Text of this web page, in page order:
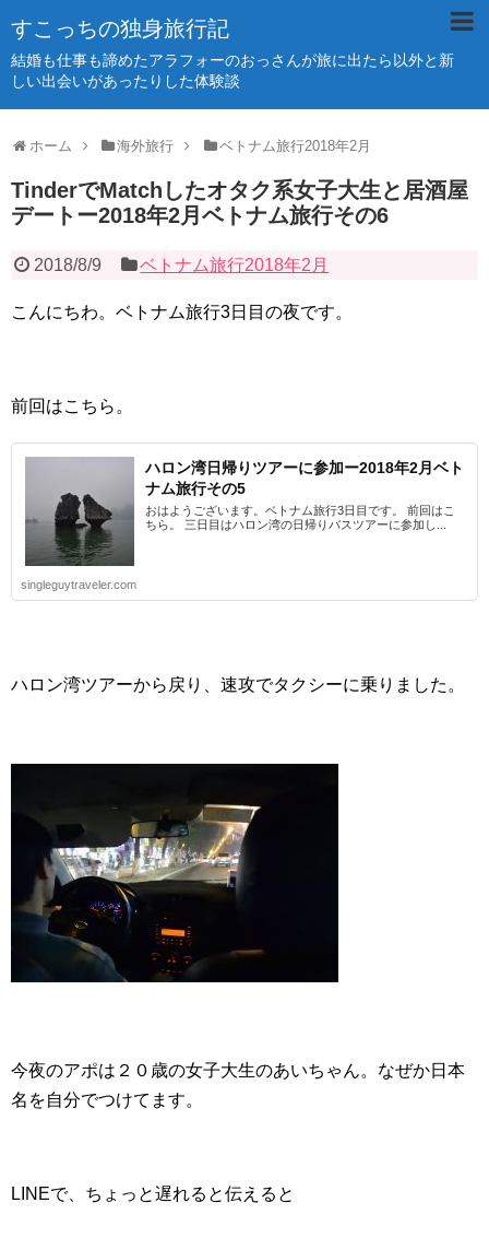
すこっちの独身旅行記
結婚も仕事も諦めたアラフォーのおっさんが旅に出たら以外と新
しい出会いがあったりした体験談
ホーム 海外旅行 ベトナム旅行2018年2月
TinderでMatchしたオタク系女子大生と居酒屋
デートー2018年2月ベトナム旅行その6
2018/8/9 ベトナム旅行2018年2月
こんにちわ。ベトナム旅行3日目の夜です。
前回はこちら。
ハロン湾日帰りツアーに参加ー2018年2月ベト
ナム旅行その5
おはようございます。ベトナム旅行3日目です。 前回はこ
ちら。 三日目はハロン湾の日帰りバスツアーに参加し...
singleguytraveler.com
ハロン湾ツアーから戻り、速攻でタクシーに乗りました。
今夜のアポは２０歳の女子大生のあいちゃん。なぜか日本
名を自分でつけてます。
LINEで、ちょっと遅れると伝えると